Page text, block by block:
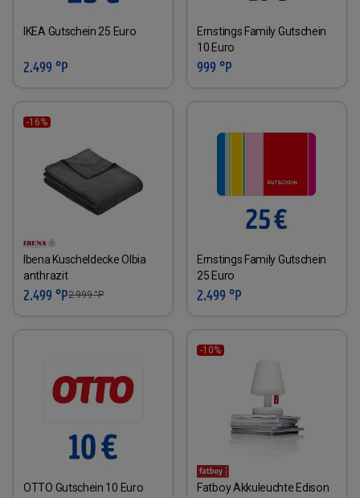
IKEA Gutschein 25 Euro
2.499 °P
Ernstings Family Gutschein
10 Euro
999 °P
-16%
Ibena Kuscheldecke Olbia
anthrazit
2.499 °P2.999°P
Ernstings Family Gutschein
25 Euro
2.499 °P
OTTO Gutschein 10 Euro
-10%
Fatboy Akkuleuchte Edison